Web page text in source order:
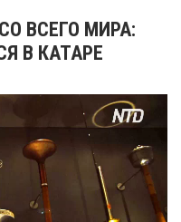
ВСЕГО МИРА:
В КАТАРЕ